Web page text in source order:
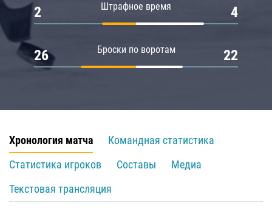
Штрафное время
2 4
Броски по воротам
26 22
Хронология матча
Командная статистика
Статистика игроков
Составы
Медиа
Текстовая трансляция